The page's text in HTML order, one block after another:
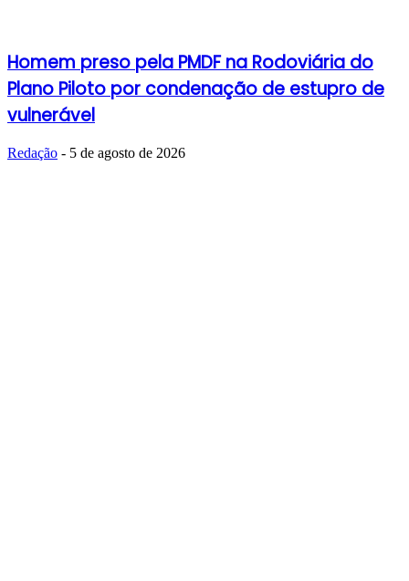
Homem preso pela PMDF na Rodoviária do
Plano Piloto por condenação de estupro de
vulnerável
Redação - 5 de agosto de 2026